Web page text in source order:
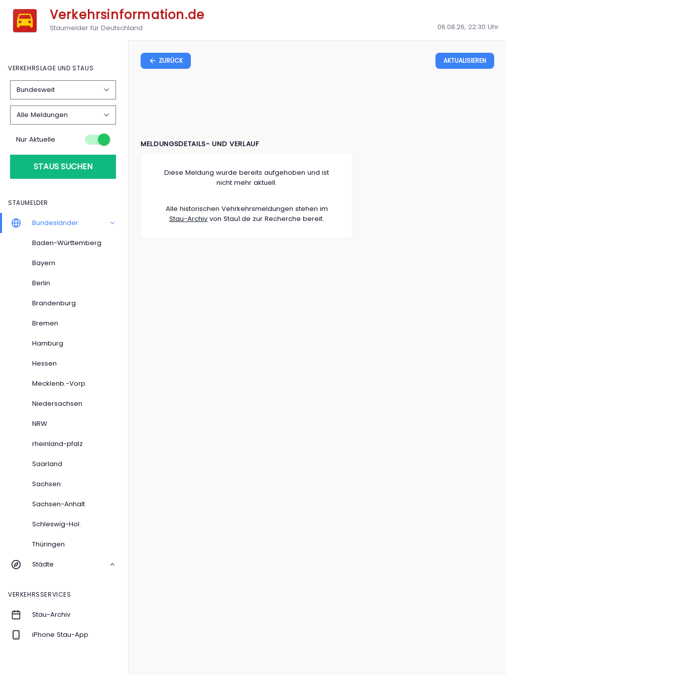
Verkehrsinformation.de
Staumelder für Deutschland 06.08.26, 22:30 Uhr
VERKEHRSLAGE UND STAUS
Nur Aktuelle
STAUS SUCHEN
STAUMELDER
Bundesländer
Baden-Württemberg
Bayern
Berlin
Brandenburg
Bremen
Hamburg
Hessen
Mecklenb.-Vorp.
Niedersachsen
NRW
rheinland-pfalz
Saarland
Sachsen
Sachsen-Anhalt
Schleswig-Hol.
Thüringen
Städte
VERKEHRSSERVICES
Stau-Archiv
iPhone Stau-App
ZURÜCK AKTUALISIEREN
MELDUNGSDETAILS- UND VERLAUF
Diese Meldung wurde bereits aufgehoben und ist
nicht mehr aktuell.
Alle historischen Vehrkehrsmeldungen stehen im
Stau-Archiv von Stau1.de zur Recherche bereit.